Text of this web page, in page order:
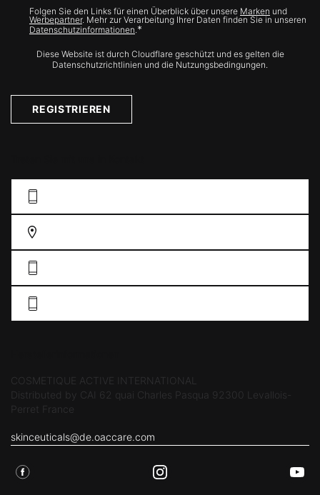
Folgen Sie den Links für einen Überblick über unsere Marken und
Werbepartner. Mehr zur Verarbeitung Ihrer Daten finden Sie in unseren
Datenschutzinformationen *
Diese Website ist durch Cloudflare geschützt und es gelten die
Datenschutzrichtlinien und die Nutzungsbedingungen.
REGISTRIEREN
COSMETIQUE ACTIVE INTERNATIONAL
Distributed by CAI 62 quai Charles Pasqua 92300 Levallois-
Perret France
skinceuticals@de.oaccare.com